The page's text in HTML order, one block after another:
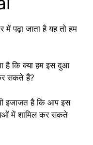
पढ़ा जाता है यह तो हम
है कि क्या हम इस दुआ
सकते हैं?
इजाजत है कि आप इस
में शामिल कर सकते